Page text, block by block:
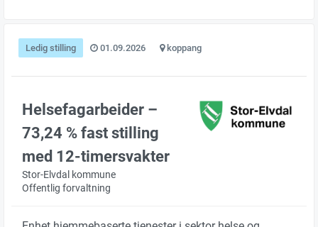
Ledig stilling 01.09.2026 koppang
Helsefagarbeider –
73,24 % fast stilling
med 12-timersvakter
Stor-Elvdal kommune
Offentlig forvaltning